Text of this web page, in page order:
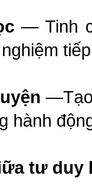
— Tinh
—Tạo
hành
tư duy